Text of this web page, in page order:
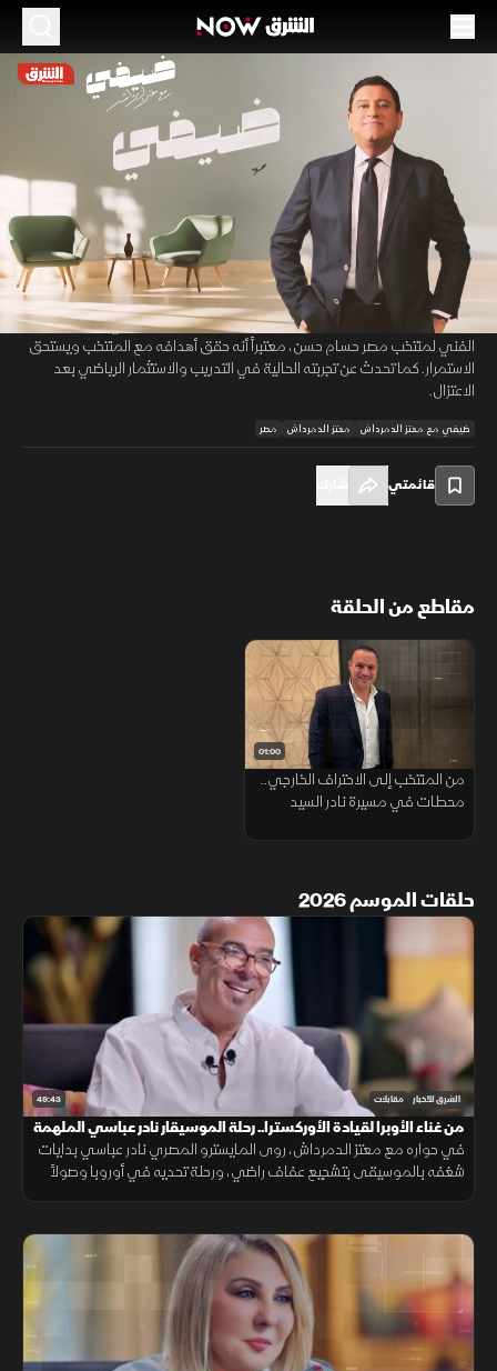
00:11/48:06
نادر السيد يروي كواليس الاحتراف والتألق في
ضربات الجزاء
48:05 مقابلات
ضيفي مع معتز الدمرداش
قال نادر السيد، الإعلامي الرياضي ومدرب وحارس مرمى منتخب مصر السابق،
إن مشواره الكروي بدأ بالشغف والعمل دون الانشغال بالنتائج، مستعرضاً
محطات انتقاله من مدكرنس إلى الزمالك ثم الاحتراف الأوروبي. وأشاد بالمدير
الفني لمنتخب مصر حسام حسن، معتبراً أنه حقق أهدافه مع المنتخب ويستحق
الاستمرار. كما تحدث عن تجربته الحالية في التدريب والاستثمار الرياضي بعد
الاعتزال.
ضيفي مع معتز الدمرداش معتز الدمرداش مصر
قائمتي
مقاطع من الحلقة
01:00
من المنتخب إلى الاحتراف الخارجي..
محطات في مسيرة نادر السيد
حلقات الموسم 2026
49:43 الشرق للأخبار مقابلات
من غناء الأوبرا لقيادة الأوركسترا.. رحلة الموسيقار نادر عباسي الملهمة
في حواره مع معتز الدمرداش، روى المايسترو المصري نادر عباسي بدايات
شغفه بالموسيقى بتشجيع عفاف راضي، ورحلة تحديه في أوروبا وصولاً